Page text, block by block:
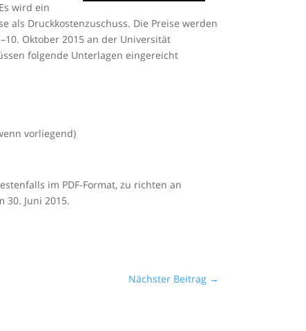
wird ein
als Druckkostenzuschuss. Die Preise werden
Oktober 2015 an der Universität
folgende Unterlagen eingereicht
vorliegend)
im PDF-Format, zu richten an
30. Juni 2015.
Nächster Beitrag→